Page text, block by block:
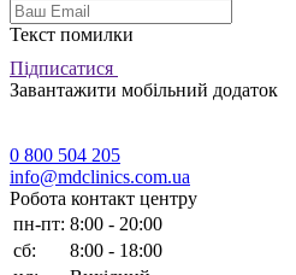
Текст помилки
Підписатися
Завантажити мобільний додаток
0 800 504 205
info@mdclinics.com.ua
Робота контакт центру
пн-пт: 8:00 - 20:00
сб:
8:00 - 18:00